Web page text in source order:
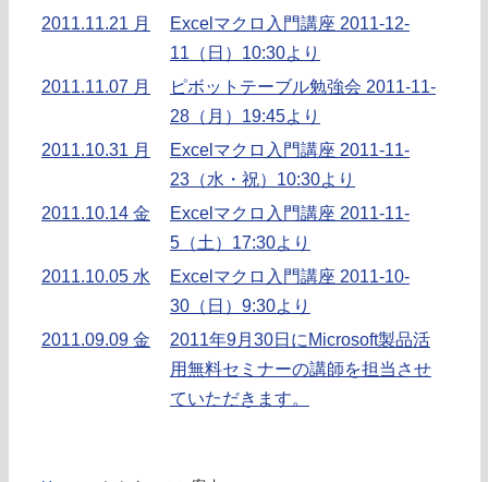
2011.11.21 月
Excelマクロ入門講座 2011-12-
11（日）10:30より
2011.11.07 月
ピボットテーブル勉強会 2011-11-
28（月）19:45より
2011.10.31 月
Excelマクロ入門講座 2011-11-
23（水・祝）10:30より
2011.10.14 金
Excelマクロ入門講座 2011-11-
5（土）17:30より
2011.10.05 水
Excelマクロ入門講座 2011-10-
30（日）9:30より
2011.09.09 金
2011年9月30日にMicrosoft製品活
用無料セミナーの講師を担当させ
ていただきます。